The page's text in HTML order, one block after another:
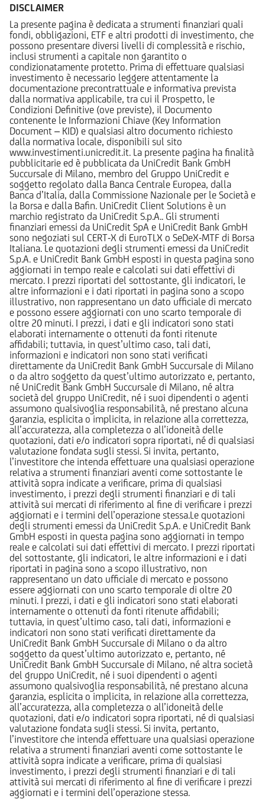
DISCLAIMER
La presente pagina è dedicata a strumenti finanziari quali
fondi, obbligazioni, ETF e altri prodotti di investimento, che
possono presentare diversi livelli di complessità e rischio,
inclusi strumenti a capitale non garantito o
condizionatamente protetto. Prima di effettuare qualsiasi
investimento è necessario leggere attentamente la
documentazione precontrattuale e informativa prevista
dalla normativa applicabile, tra cui il Prospetto, le
Condizioni Definitive (ove previste), il Documento
contenente le Informazioni Chiave (Key Information
Document – KID) e qualsiasi altro documento richiesto
dalla normativa locale, disponibili sul sito
www.investimenti.unicredit.it. La presente pagina ha finalità
pubblicitarie ed è pubblicata da UniCredit Bank GmbH
Succursale di Milano, membro del Gruppo UniCredit e
soggetto regolato dalla Banca Centrale Europea, dalla
Banca d’Italia, dalla Commissione Nazionale per le Società e
la Borsa e dalla Bafin. UniCredit Client Solutions è un
marchio registrato da UniCredit S.p.A.. Gli strumenti
finanziari emessi da UniCredit SpA e UniCredit Bank GmbH
sono negoziati sul CERT-X di EuroTLX o SeDeX-MTF di Borsa
Italiana. Le quotazioni degli strumenti emessi da UniCredit
S.p.A. e UniCredit Bank GmbH esposti in questa pagina sono
aggiornati in tempo reale e calcolati sui dati effettivi di
mercato. I prezzi riportati del sottostante, gli indicatori, le
altre informazioni e i dati riportati in pagina sono a scopo
illustrativo, non rappresentano un dato ufficiale di mercato
e possono essere aggiornati con uno scarto temporale di
oltre 20 minuti. I prezzi, i dati e gli indicatori sono stati
elaborati internamente o ottenuti da fonti ritenute
affidabili; tuttavia, in quest’ultimo caso, tali dati,
informazioni e indicatori non sono stati verificati
direttamente da UniCredit Bank GmbH Succursale di Milano
o da altro soggetto da quest’ultimo autorizzato e, pertanto,
né UniCredit Bank GmbH Succursale di Milano, né altra
società del gruppo UniCredit, né i suoi dipendenti o agenti
assumono qualsivoglia responsabilità, né prestano alcuna
garanzia, esplicita o implicita, in relazione alla correttezza,
all’accuratezza, alla completezza o all’idoneità delle
quotazioni, dati e/o indicatori sopra riportati, né di qualsiasi
valutazione fondata sugli stessi. Si invita, pertanto,
l’investitore che intenda effettuare una qualsiasi operazione
relativa a strumenti finanziari aventi come sottostante le
attività sopra indicate a verificare, prima di qualsiasi
investimento, i prezzi degli strumenti finanziari e di tali
attività sui mercati di riferimento al fine di verificare i prezzi
aggiornati e i termini dell’operazione stessa.Le quotazioni
degli strumenti emessi da UniCredit S.p.A. e UniCredit Bank
GmbH esposti in questa pagina sono aggiornati in tempo
reale e calcolati sui dati effettivi di mercato. I prezzi riportati
del sottostante, gli indicatori, le altre informazioni e i dati
riportati in pagina sono a scopo illustrativo, non
rappresentano un dato ufficiale di mercato e possono
essere aggiornati con uno scarto temporale di oltre 20
minuti. I prezzi, i dati e gli indicatori sono stati elaborati
internamente o ottenuti da fonti ritenute affidabili;
tuttavia, in quest’ultimo caso, tali dati, informazioni e
indicatori non sono stati verificati direttamente da
UniCredit Bank GmbH Succursale di Milano o da altro
soggetto da quest’ultimo autorizzato e, pertanto, né
UniCredit Bank GmbH Succursale di Milano, né altra società
del gruppo UniCredit, né i suoi dipendenti o agenti
assumono qualsivoglia responsabilità, né prestano alcuna
garanzia, esplicita o implicita, in relazione alla correttezza,
all’accuratezza, alla completezza o all’idoneità delle
quotazioni, dati e/o indicatori sopra riportati, né di qualsiasi
valutazione fondata sugli stessi. Si invita, pertanto,
l’investitore che intenda effettuare una qualsiasi operazione
relativa a strumenti finanziari aventi come sottostante le
attività sopra indicate a verificare, prima di qualsiasi
investimento, i prezzi degli strumenti finanziari e di tali
attività sui mercati di riferimento al fine di verificare i prezzi
aggiornati e i termini dell’operazione stessa.